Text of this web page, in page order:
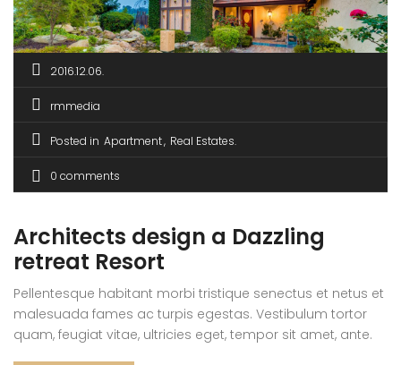
2016.12.06.
rmmedia
Posted in Apartment Real Estates
0 comments
Architects design a Dazzling
retreat Resort
Pellentesque habitant morbi tristique senectus et netus et
malesuada fames ac turpis egestas. Vestibulum tortor
quam, feugiat vitae, ultricies eget, tempor sit amet, ante.